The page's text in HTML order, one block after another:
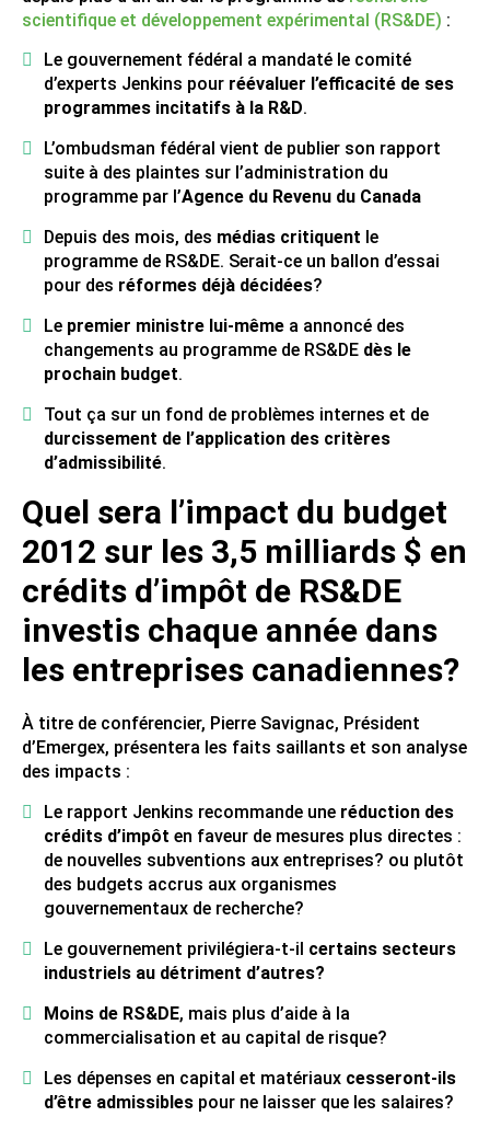
scientifique et développement expérimental (RS&DE) :
Le gouvernement fédéral a mandaté le comité
d’experts Jenkins pour réévaluer l’efficacité de ses
programmes incitatifs à la R&D.
L’ombudsman fédéral vient de publier son rapport
suite à des plaintes sur l’administration du
programme par l’Agence du Revenu du Canada
Depuis des mois, des médias critiquent le
programme de RS&DE. Serait-ce un ballon d’essai
pour des réformes déjà décidées?
Le premier ministre lui-même a annoncé des
changements au programme de RS&DE dès le
prochain budget.
Tout ça sur un fond de problèmes internes et de
durcissement de l’application des critères
d’admissibilité.
Quel sera l’impact du budget
2012 sur les 3,5 milliards $ en
crédits d’impôt de RS&DE
investis chaque année dans
les entreprises canadiennes?
À titre de conférencier, Pierre Savignac, Président
d’Emergex, présentera les faits saillants et son analyse
des impacts :
Le rapport Jenkins recommande une réduction des
crédits d’impôt en faveur de mesures plus directes :
de nouvelles subventions aux entreprises? ou plutôt
des budgets accrus aux organismes
gouvernementaux de recherche?
Le gouvernement privilégiera-t-il certains secteurs
industriels au détriment d’autres?
Moins de RS&DE, mais plus d’aide à la
commercialisation et au capital de risque?
Les dépenses en capital et matériaux cesseront-ils
d’être admissibles pour ne laisser que les salaires?